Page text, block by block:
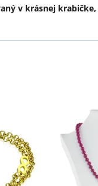
v krásnej krabičke,